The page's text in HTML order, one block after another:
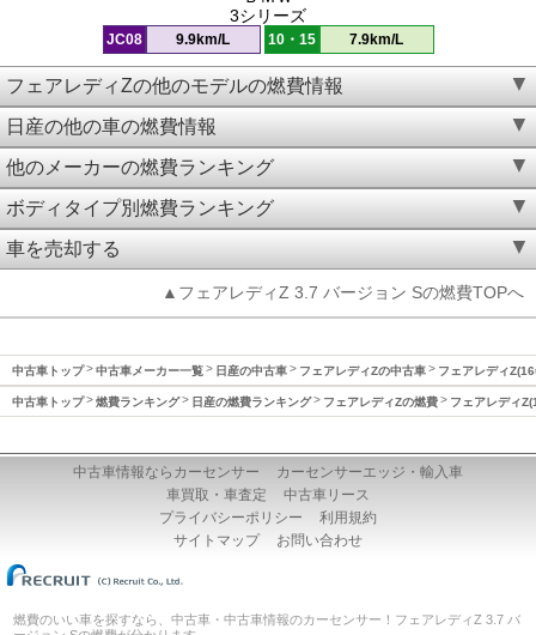
3シリーズ
JC08 9.9km/L 10・15 7.9km/L
フェアレディZの他のモデルの燃費情報
日産の他の車の燃費情報
他のメーカーの燃費ランキング
ボディタイプ別燃費ランキング
車を売却する
▲フェアレディZ 3.7 バージョン Sの燃費TOPへ
中古車トップ 中古車メーカー一覧 日産の中古車 フェアレディZの中古車 フェアレディ
中古車トップ 燃費ランキング 日産の燃費ランキング フェアレディZの燃費 フェアレディ
中古車情報ならカーセンサー
カーセンサーエッジ・輸入車
車買取・車査定
中古車リース
プライバシーポリシー
利用規約
サイトマップ
お問い合わせ
燃費のいい車を探すなら、中古車・中古車情報のカーセンサー！フェアレディZ 3.7 バ